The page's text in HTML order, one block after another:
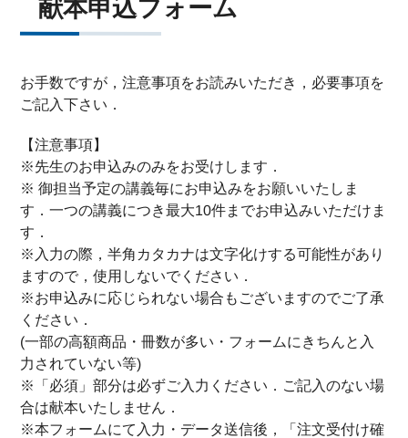
献本申込フォーム
お手数ですが，注意事項をお読みいただき，必要事項を
ご記入下さい．
【注意事項】
※先生のお申込みのみをお受けします．
※ 御担当予定の講義毎にお申込みをお願いいたしま
す．一つの講義につき最大10件までお申込みいただけま
す．
※入力の際，半角カタカナは文字化けする可能性があり
ますので，使用しないでください．
※お申込みに応じられない場合もございますのでご了承
ください．
(一部の高額商品・冊数が多い・フォームにきちんと入
力されていない等)
※「必須」部分は必ずご入力ください．ご記入のない場
合は献本いたしません．
※本フォームにて入力・データ送信後，「注文受付け確